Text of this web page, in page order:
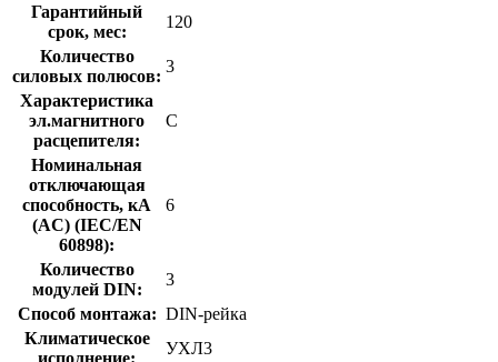
Гарантийный
срок, мес:
120
Количество
силовых полюсов:
3
Характеристика
эл.магнитного
расцепителя:
C
Номинальная
отключающая
способность, кA
(AC) (IEC/EN
60898):
6
Количество
модулей DIN:
3
Способ монтажа: DIN-рейка
Климатическое
исполнение:
УХЛ3